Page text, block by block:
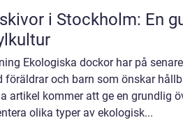
i Stockholm: En
Ekologiska dockor har på
föräldrar och barn som önskar
artikel kommer att ge en grundlig
olika typer av ekologisk...